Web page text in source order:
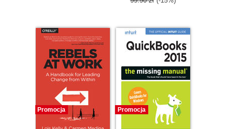
Promocja Promocja